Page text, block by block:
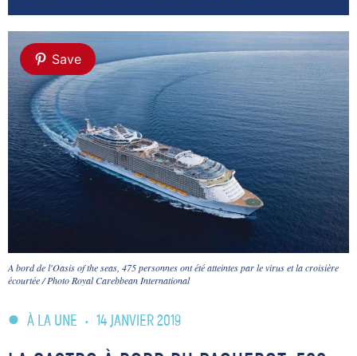
Save
A bord de l'Oasis of the seas, 475 personnes ont été atteintes par le virus et la croisière
écourtée / Photo Royal Carebbean International
À LA UNE • 14 JANVIER 2019